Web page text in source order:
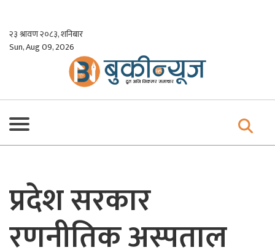
content
२३ श्रावण २०८३, शनिबार
Sun, Aug 09, 2026
प्रदेश सरकार
रणनीतिक अस्पताल